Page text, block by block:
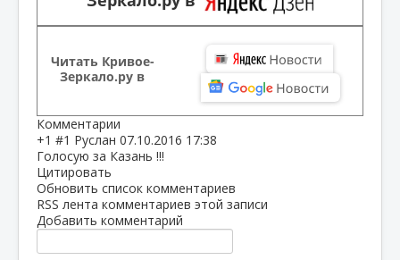
Читать Кривое-
Зеркало.ру в
Комментарии
+1 #1 Руслан 07.10.2016 17:38
Голосую за Казань !!!
Цитировать
Обновить список комментариев
RSS лента комментариев этой записи
Добавить комментарий